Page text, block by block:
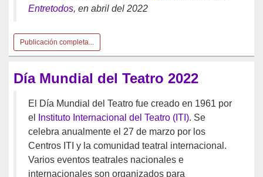
Entretodos, en abril del 2022
Publicación completa...
Día Mundial del Teatro 2022
El Día Mundial del Teatro fue creado en 1961 por
el
Instituto Internacional del Teatro (ITI). Se
celebra anualmente el 27 de marzo por los
Centros ITI y la comunidad teatral internacional.
Varios eventos teatrales nacionales e
internacionales son organizados para